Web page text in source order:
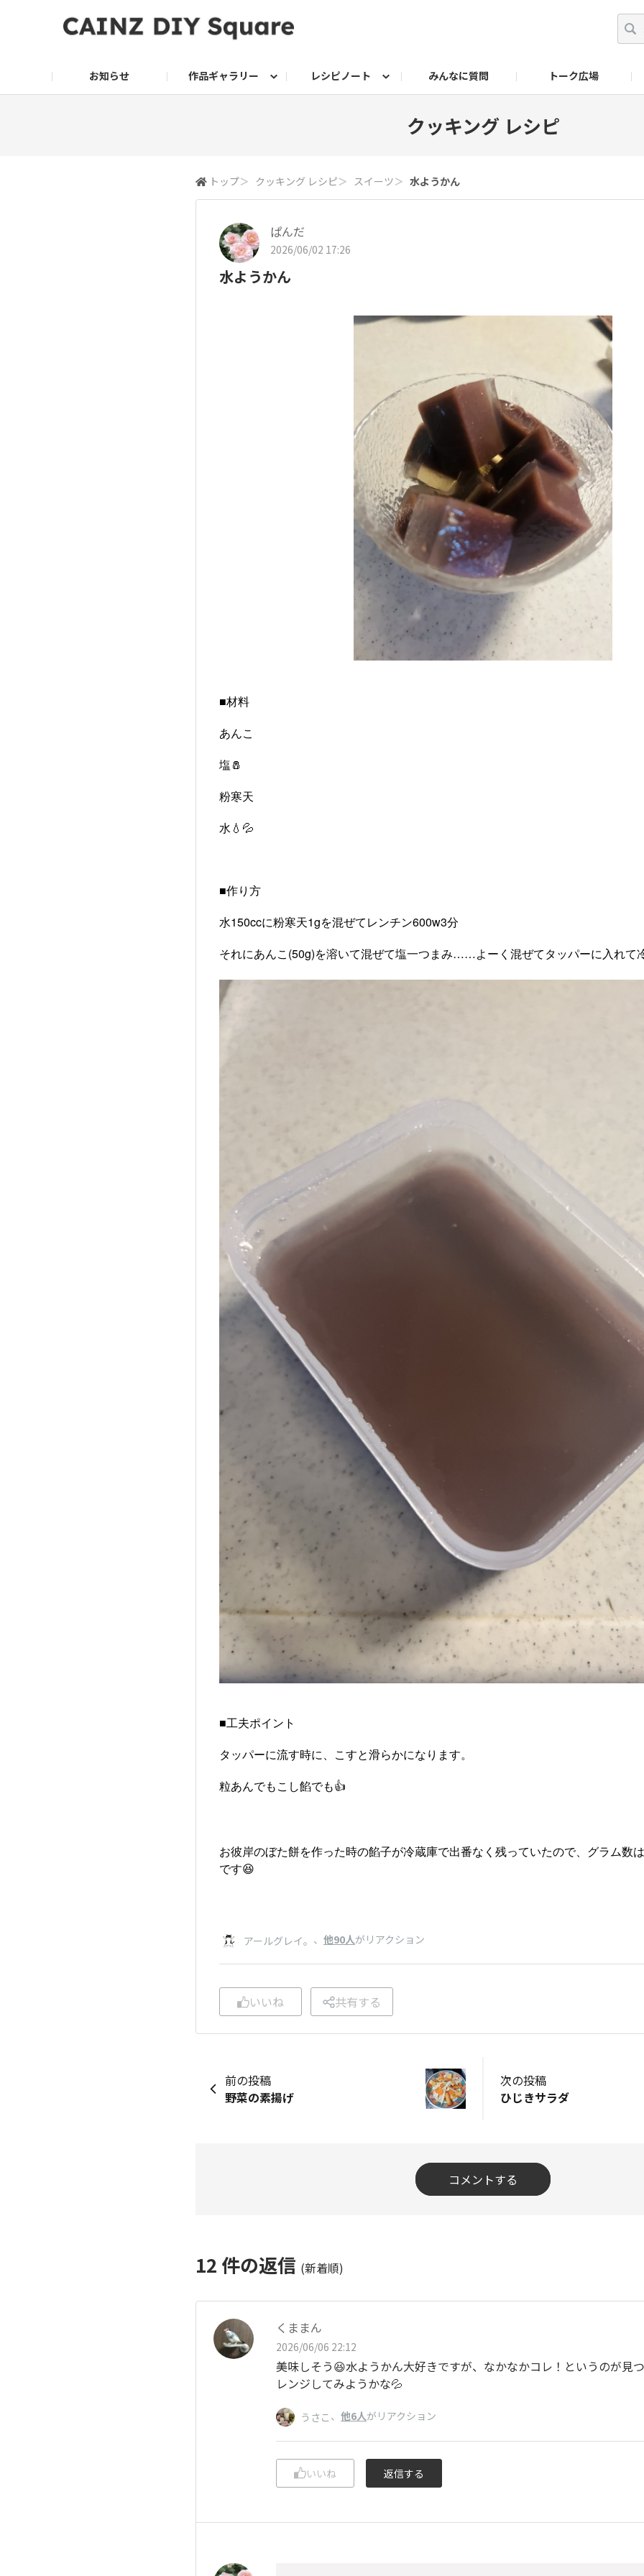
お知らせ 作品ギャラリー レシピノート みんなに質問 トーク広場
クッキング レシピ
トップ＞ クッキング レシピ＞ スイーツ＞ 水ようかん
ぱんだ
2026/06/02 17:26
水ようかん
■材料
あんこ
塩🧂
粉寒天
水💧💦
■作り方
水150ccに粉寒天1gを混ぜてレンチン600w3分
それにあんこ(50g)を溶いて混ぜて塩一つまみ……よーく混ぜてタッパーに入れて
■工夫ポイント
タッパーに流す時に、こすと滑らかになります。
粒あんでもこし餡でも👍
お彼岸のぼた餅を作った時の餡子が冷蔵庫で出番なく残っていたので、グラム数
です😆
アールグレイ。 、 他90人がリアクション
いいね 共有する
前の投稿
野菜の素揚げ
次の投稿
ひじきサラダ
コメントする
12 件の返信 (新着順)
くままん
2026/06/06 22:12
美味しそう😆水ようかん大好きですが、なかなかコレ！というのが見
レンジしてみようかな💦
うさこ 、 他6人がリアクション
いいね 返信する